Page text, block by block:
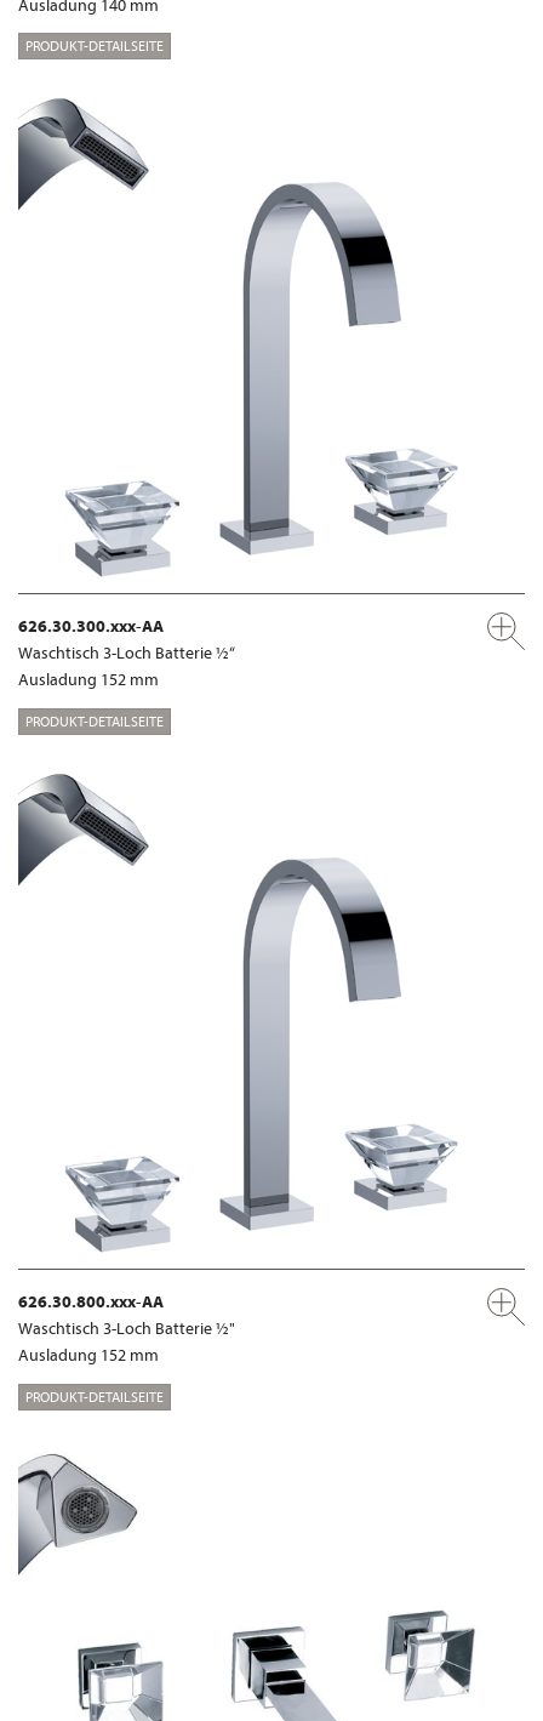
Ausladung 140 mm
PRODUKT-DETAILSEITE
626.30.300.xxx-AA
Waschtisch 3-Loch Batterie ½“
Ausladung 152 mm
PRODUKT-DETAILSEITE
626.30.800.xxx-AA
Waschtisch 3-Loch Batterie ½"
Ausladung 152 mm
PRODUKT-DETAILSEITE